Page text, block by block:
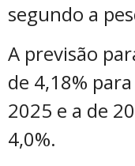
segundo a
A previsão
de 4,18%
2025 e a de
4,0%.